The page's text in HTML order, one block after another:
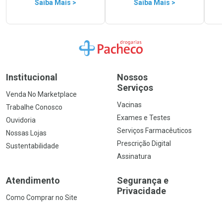
Saiba Mais > Saiba Mais >
Ir para a Home
Institucional
Venda No Marketplace
Trabalhe Conosco
Ouvidoria
Nossas Lojas
Sustentabilidade
Nossos
Serviços
Vacinas
Exames e Testes
Serviços Farmacêuticos
Prescrição Digital
Assinatura
Atendimento
Como Comprar no Site
Segurança e
Privacidade